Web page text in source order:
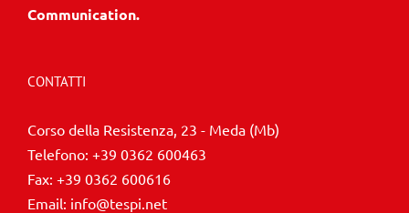
Communication.
CONTATTI
Corso della Resistenza, 23 - Meda (Mb)
Telefono: +39 0362 600463
Fax: +39 0362 600616
Email: info@tespi.net